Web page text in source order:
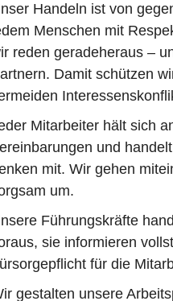
Handeln ist von
Menschen mit
reden geradeheraus –
Damit schützen
Mitarbeiter hält sich
und
mit. Wir gehen
um.
Führungskräfte
sie informieren
für die
gestalten unsere